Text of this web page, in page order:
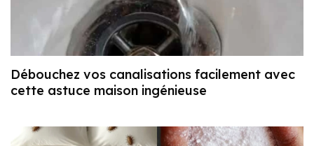
Débouchez vos canalisations facilement avec
cette astuce maison ingénieuse